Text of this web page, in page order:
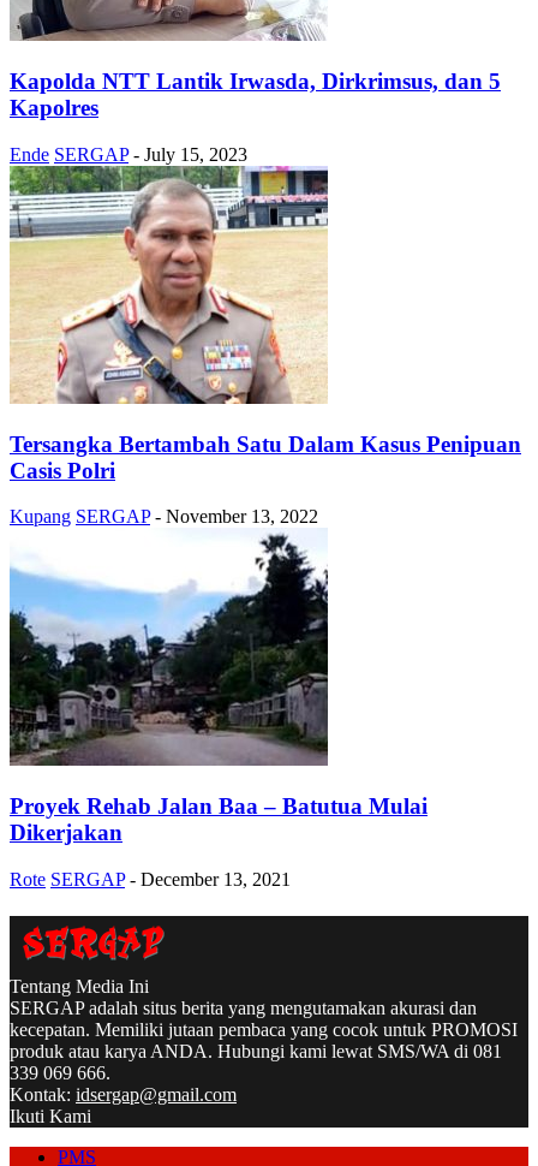
Kapolda NTT Lantik Irwasda, Dirkrimsus, dan 5
Kapolres
Ende SERGAP - July 15, 2023
Tersangka Bertambah Satu Dalam Kasus Penipuan
Casis Polri
Kupang SERGAP - November 13, 2022
Proyek Rehab Jalan Baa – Batutua Mulai
Dikerjakan
Rote SERGAP - December 13, 2021
Tentang Media Ini
SERGAP adalah situs berita yang mengutamakan akurasi dan
kecepatan. Memiliki jutaan pembaca yang cocok untuk PROMOSI
produk atau karya ANDA. Hubungi kami lewat SMS/WA di 081
339 069 666.
Kontak: idsergap@gmail.com
Ikuti Kami
PMS